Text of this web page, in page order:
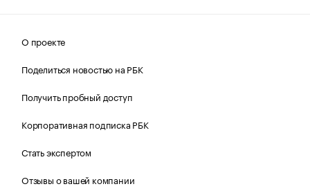
О проекте
Поделиться новостью на РБК
Получить пробный доступ
Корпоративная подписка РБК
Стать экспертом
Отзывы о вашей компании